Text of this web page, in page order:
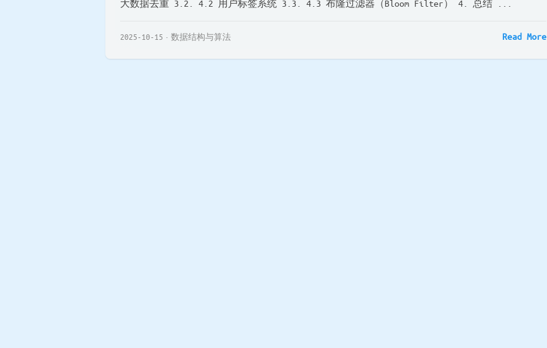
大数据去重 3.2. 4.2 用户标签系统 3.3. 4.3 布隆过滤器（Bloom Filter） 4. 总结 ...
2025-10-15 数据结构与算法 Read More